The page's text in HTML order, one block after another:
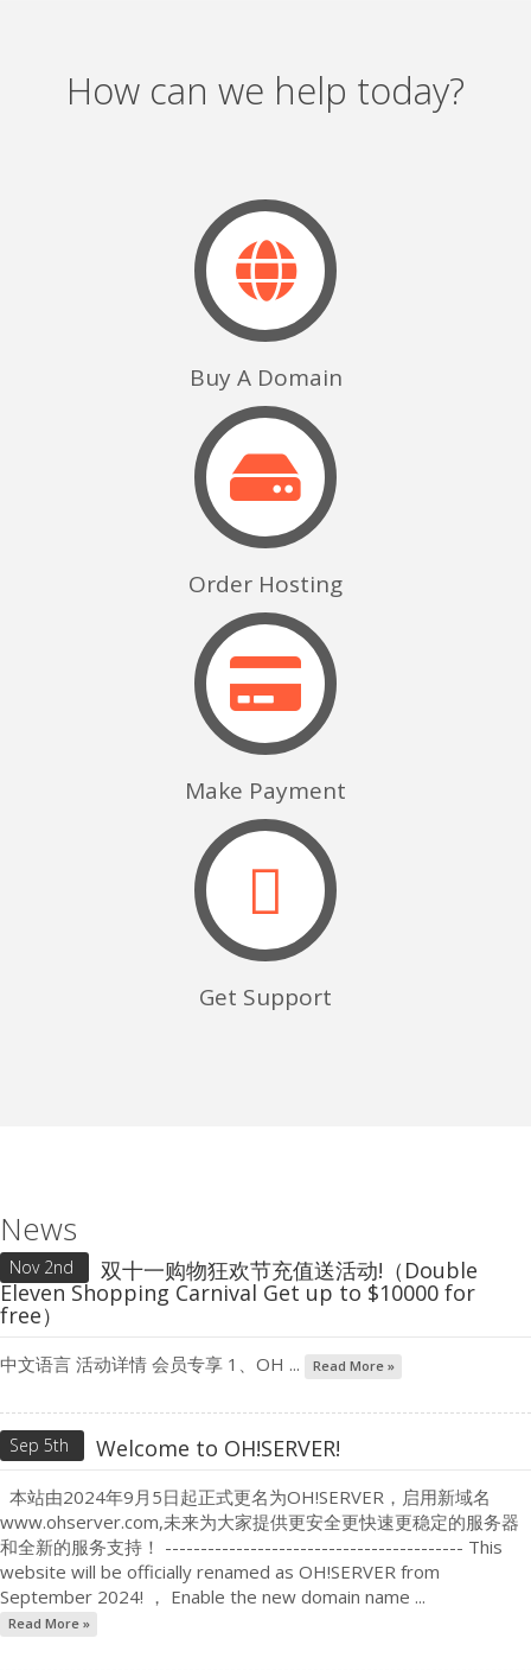
How can we help today?
Buy A Domain
Order Hosting
Make Payment
Get Support
News
Nov 2nd 双十一购物狂欢节充值送活动!（Double
Eleven Shopping Carnival Get up to $10000 for
free）
中文语言 活动详情 会员专享 1、OH ... Read More »
Sep 5th Welcome to OH!SERVER!
本站由2024年9月5日起正式更名为OH!SERVER，启用新域名
www.ohserver.com,未来为大家提供更安全更快速更稳定的服务器
和全新的服务支持！ ------------------------------------------ This
website will be officially renamed as OH!SERVER from
September 2024! ， Enable the new domain name ...
Read More »